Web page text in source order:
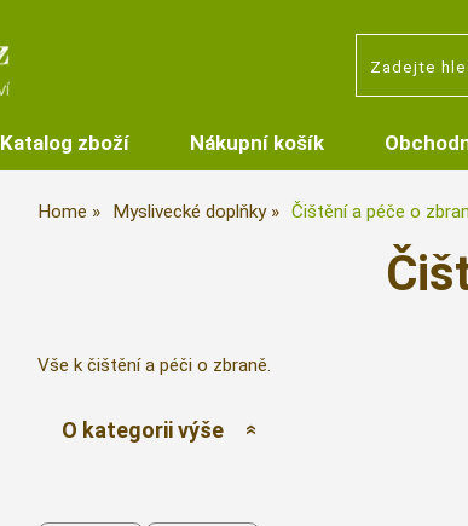
Katalog zboží Nákupní košík
Home Myslivecké doplňky Čištění a péče o
Vše k čištění a péči o zbraně.
O kategorii výše